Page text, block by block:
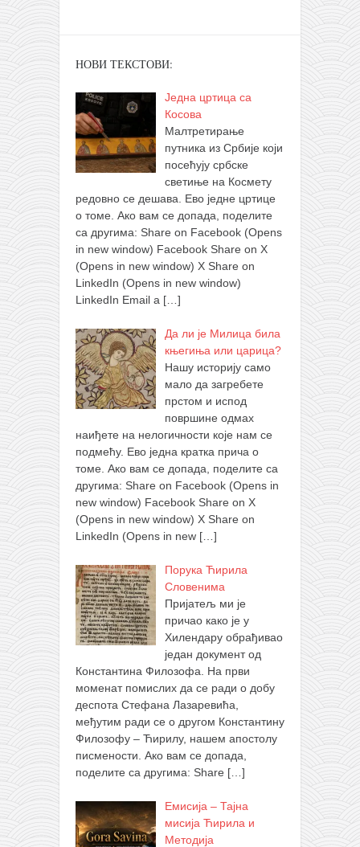
НОВИ ТЕКСТОВИ:
Једна цртица са
Косова
Малтретирање
путника из Србије који
посећују србске
светиње на Космету
редовно се дешава. Ево једне цртице
о томе. Ако вам се допада, поделите
са другима: Share on Facebook (Opens
in new window) Facebook Share on X
(Opens in new window) X Share on
LinkedIn (Opens in new window)
LinkedIn Email a […]
Да ли је Милица била
књегиња или царица?
Нашу историју само
мало да загребете
прстом и испод
површине одмах
наиђете на нелогичности које нам се
подмећу. Ево једна кратка прича о
томе. Ако вам се допада, поделите са
другима: Share on Facebook (Opens in
new window) Facebook Share on X
(Opens in new window) X Share on
LinkedIn (Opens in new […]
Порука Ћирила
Словенима
Пријатељ ми је
причао како је у
Хилендару обрађивао
један документ од
Константина Филозофа. На први
моменат помислих да се ради о добу
деспота Стефана Лазаревића,
међутим ради се о другом Константину
Филозофу – Ћирилу, нашем апостолу
писмености. Ако вам се допада,
поделите са другима: Share […]
Емисија – Тајна
мисија Ћирила и
Методија